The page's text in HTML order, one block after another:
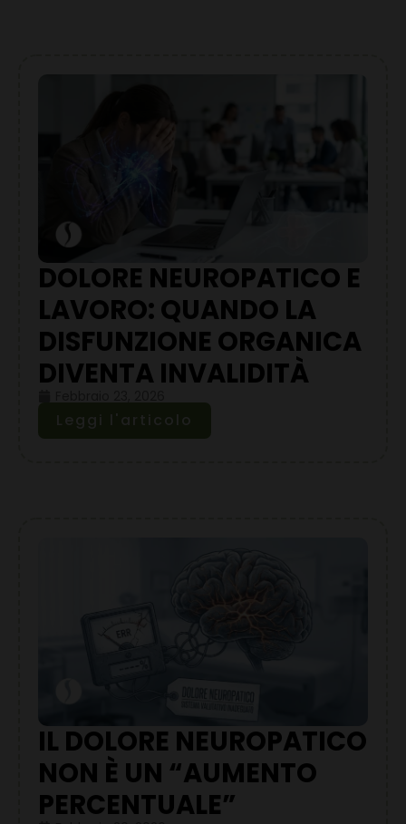
DOLORE NEUROPATICO E
LAVORO: QUANDO LA
DISFUNZIONE ORGANICA
DIVENTA INVALIDITÀ
Leggi l'articolo
IL DOLORE NEUROPATICO
NON È UN “AUMENTO
PERCENTUALE”